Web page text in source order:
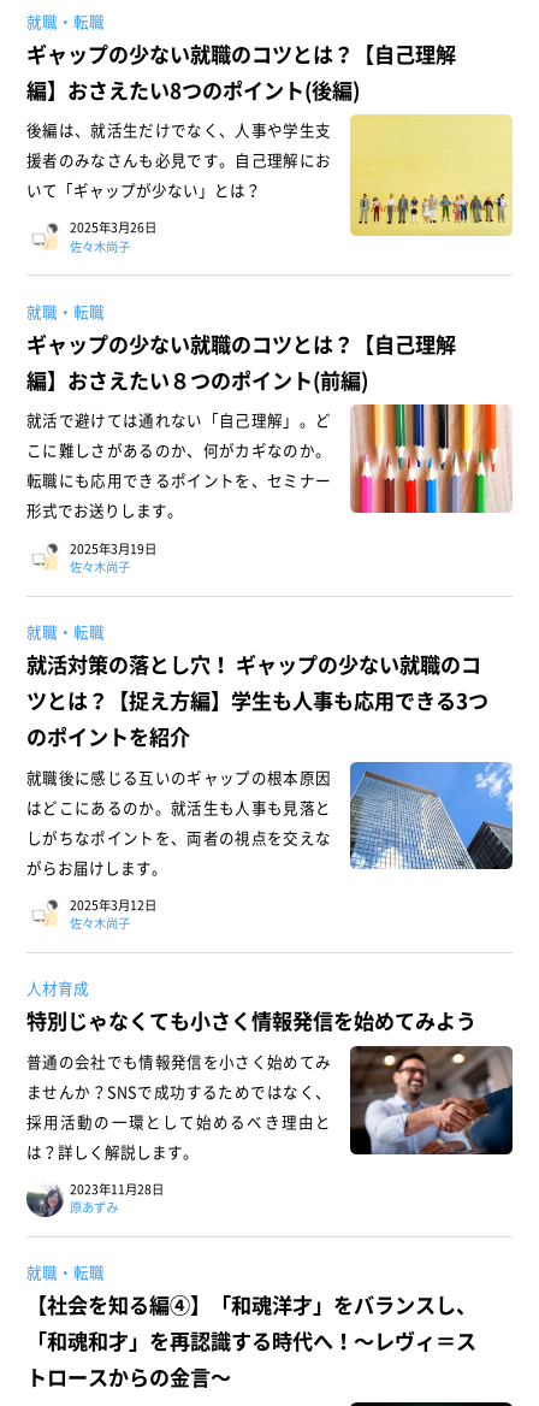
就職・転職
ギャップの少ない就職のコツとは？【自己理解
編】おさえたい8つのポイント(後編)
後編は、就活生だけでなく、人事や学生支
援者のみなさんも必見です。自己理解にお
いて「ギャップが少ない」とは？
2025年3月26日
佐々木尚子
就職・転職
ギャップの少ない就職のコツとは？【自己理解
編】おさえたい８つのポイント(前編)
就活で避けては通れない「自己理解」。ど
こに難しさがあるのか、何がカギなのか。
転職にも応用できるポイントを、セミナー
形式でお送りします。
2025年3月19日
佐々木尚子
就職・転職
就活対策の落とし穴！ ギャップの少ない就職のコ
ツとは？【捉え方編】学生も人事も応用できる3つ
のポイントを紹介
就職後に感じる互いのギャップの根本原因
はどこにあるのか。就活生も人事も見落と
しがちなポイントを、両者の視点を交えな
がらお届けします。
2025年3月12日
佐々木尚子
人材育成
特別じゃなくても小さく情報発信を始めてみよう
普通の会社でも情報発信を小さく始めてみ
ませんか？SNSで成功するためではなく、
採用活動の一環として始めるべき理由と
は？詳しく解説します。
2023年11月28日
原あずみ
就職・転職
【社会を知る編④】「和魂洋才」をバランスし、
「和魂和才」を再認識する時代へ！～レヴィ＝ス
トロースからの金言～